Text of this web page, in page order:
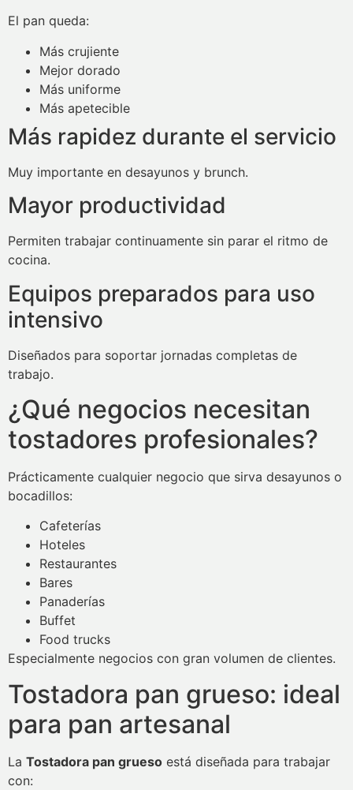
El pan queda:
Más crujiente
Mejor dorado
Más uniforme
Más apetecible
Más rapidez durante el servicio
Muy importante en desayunos y brunch.
Mayor productividad
Permiten trabajar continuamente sin parar el ritmo de
cocina.
Equipos preparados para uso
intensivo
Diseñados para soportar jornadas completas de
trabajo.
¿Qué negocios necesitan
tostadores profesionales?
Prácticamente cualquier negocio que sirva desayunos o
bocadillos:
Cafeterías
Hoteles
Restaurantes
Bares
Panaderías
Buffet
Food trucks
Especialmente negocios con gran volumen de clientes.
Tostadora pan grueso: ideal
para pan artesanal
La Tostadora pan grueso está diseñada para trabajar
con: